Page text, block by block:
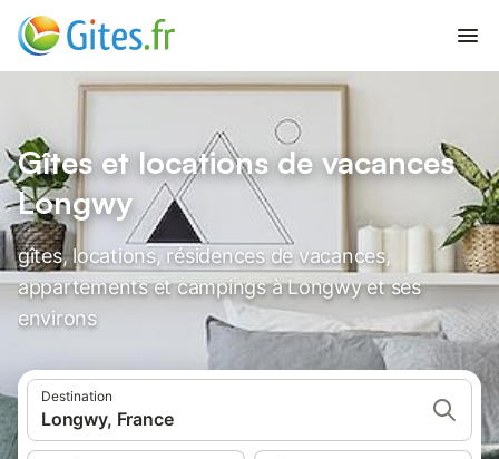
Gîtes et locations de vacances
Longwy
gîtes, locations, résidences de vacances,
appartements et campings à Longwy et ses
environs
Destination
Longwy, France